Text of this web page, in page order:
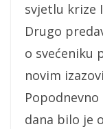
svjetlu krize
Drugo
o svećeniku
novim
dana bilo je